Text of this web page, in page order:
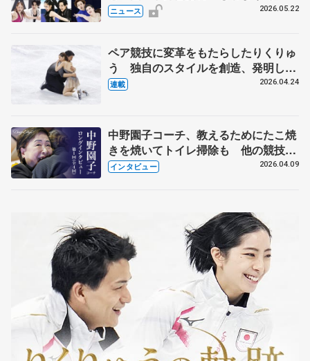
実力者が相次いで参戦 国内の競争激
ニュース 2026.05.22
ペア競技に変革をもたらしたりくりゅ
う 独自のスタイルを創造、発明した
【引退発表後②】
連載 2026.04.24
中野園子コーチ、教えるためにたこ焼
きを焼いてトイレ掃除も 他の競技に
も通用するという坂本花織の筋肉
インタビュー 2026.04.09